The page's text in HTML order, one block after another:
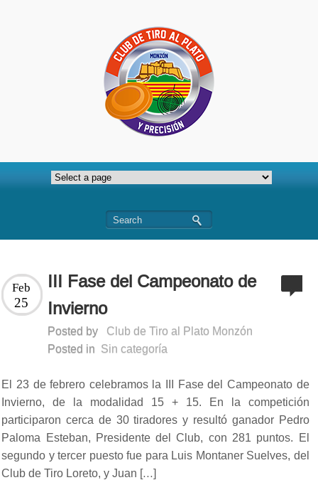
III Fase del Campeonato de
Invierno
Feb
25
Posted by
Club de Tiro al Plato Monzón
Posted in Sin categoría
El 23 de febrero celebramos la III Fase del Campeonato de
Invierno, de la modalidad 15 + 15. En la competición
participaron cerca de 30 tiradores y resultó ganador Pedro
Paloma Esteban, Presidente del Club, con 281 puntos. El
segundo y tercer puesto fue para Luis Montaner Suelves, del
Club de Tiro Loreto, y Juan […]